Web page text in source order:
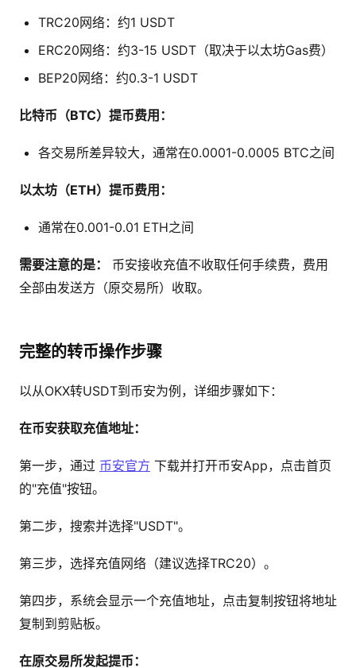
TRC20网络：约1 USDT
ERC20网络：约3-15 USDT（取决于以太坊Gas费）
BEP20网络：约0.3-1 USDT
比特币（BTC）提币费用：
各交易所差异较大，通常在0.0001-0.0005 BTC之间
以太坊（ETH）提币费用：
通常在0.001-0.01 ETH之间
需要注意的是：
币安接收充值不收取任何手续费，费用
全部由发送方（原交易所）收取。
完整的转币操作步骤
以从OKX转USDT到币安为例，详细步骤如下：
在币安获取充值地址：
第一步，通过 币安官方 下载并打开币安App，点击首页
的"充值"按钮。
第二步，搜索并选择"USDT"。
第三步，选择充值网络（建议选择TRC20）。
第四步，系统会显示一个充值地址，点击复制按钮将地址
复制到剪贴板。
在原交易所发起提币：